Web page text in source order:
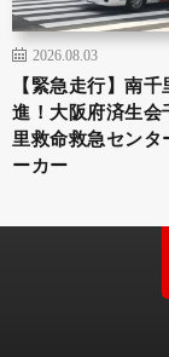
2026.08.03
【緊急走行】南
進！大阪府済生会
里救命救急セン
ーカー